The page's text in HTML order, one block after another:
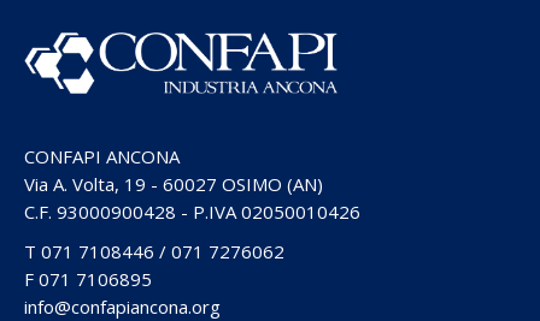
CONFAPI ANCONA
Via A. Volta, 19 - 60027 OSIMO (AN)
C.F. 93000900428 - P.IVA 02050010426
T 071 7108446 / 071 7276062
F 071 7106895
info@confapiancona.org